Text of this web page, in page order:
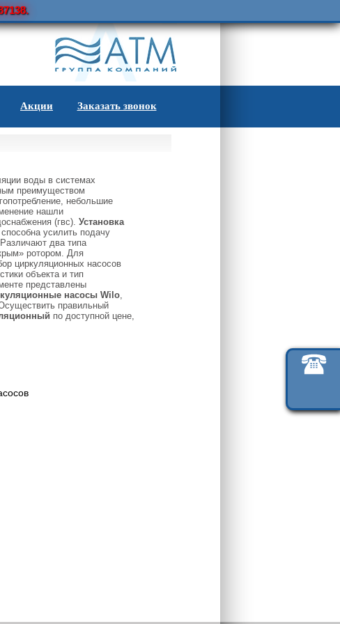
Акции Заказать звонок
воды в системах
преимуществом
небольшие
нашли
(гвс). Установка
усилить подачу
два типа
ротором. Для
циркуляционных насосов
объекта и тип
представлены
насосы Wilo,
правильный
по доступной цене,